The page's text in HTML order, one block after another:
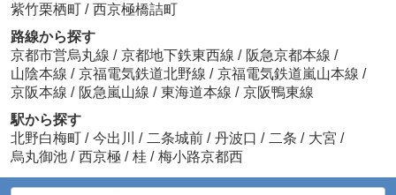
紫竹栗栖町 / 西京極橋詰町
路線から探す
京都市営烏丸線 / 京都地下鉄東西線 / 阪急京都本線 /
山陰本線 / 京福電気鉄道北野線 / 京福電気鉄道嵐山本線 /
京阪本線 / 阪急嵐山線 / 東海道本線 / 京阪鴨東線
駅から探す
北野白梅町 / 今出川 / 二条城前 / 丹波口 / 二条 / 大宮 /
烏丸御池 / 西京極 / 桂 / 梅小路京都西